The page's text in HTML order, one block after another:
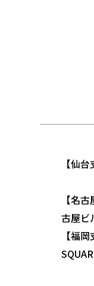
【仙
【名
古屋ビ
【福